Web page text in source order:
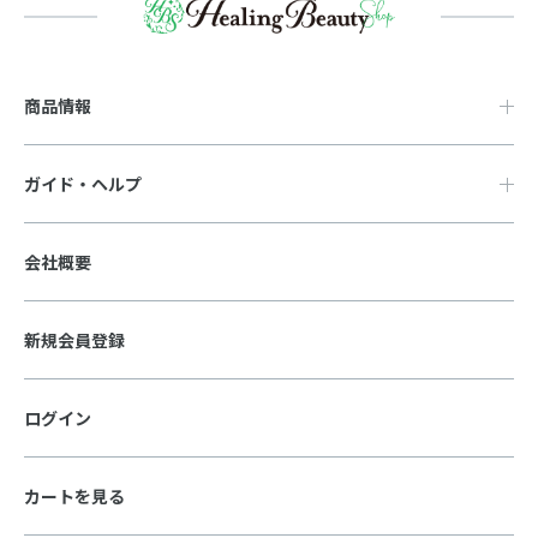
商品情報
ガイド・ヘルプ
会社概要
新規会員登録
ログイン
カートを見る